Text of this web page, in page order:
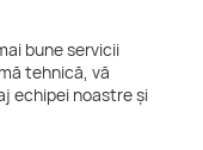
bune servicii
tehnică, vă
echipei noastre și